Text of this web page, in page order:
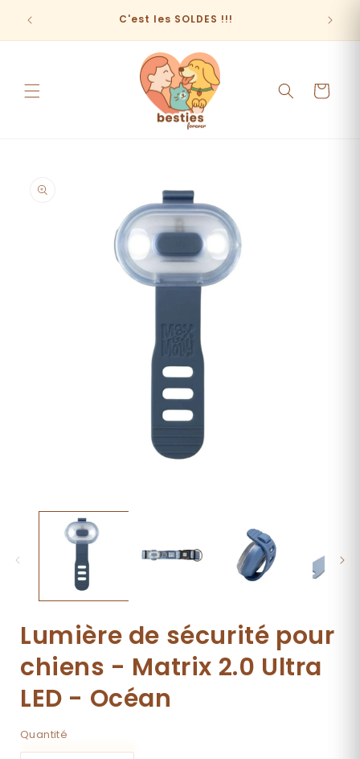
passer
contenu
C'est les SOLDES !!!
Panier
informations
produits
Lumière de sécurité pour
chiens - Matrix 2.0 Ultra
LED - Océan
Quantité
Quantité